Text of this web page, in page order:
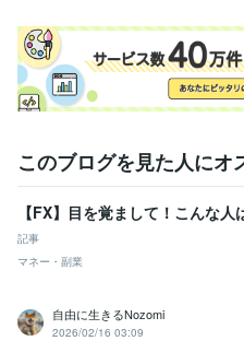
このブログを見た人にオ
【FX】目を覚まして！こんな人
記事
マネー・副業
自由に生きるNozomi
2026/02/16 03:09